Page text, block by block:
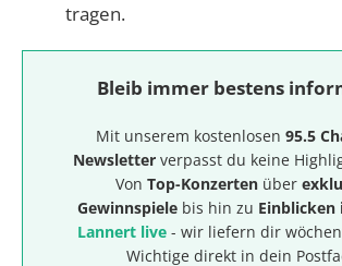
tragen.
Bleib immer bestens
Mit unserem kostenlosen 95.5
Newsletterverpasst du keine
Von Top-Konzerten über
Gewinnspiele bis hin zu Einblicken
Lannert live- wir liefern dir
Wichtige direkt in dein